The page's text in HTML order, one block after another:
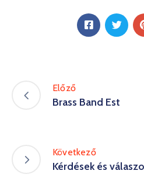
Előző
Brass Band Est
Következő
Kérdések és